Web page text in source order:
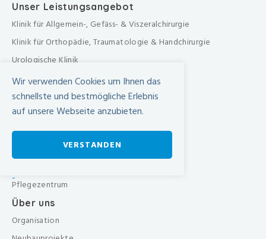
Unser Leistungsangebot
Klinik für Allgemein-, Gefäss- & Viszeralchirurgie
Klinik für Orthopädie, Traumatologie & Handchirurgie
Urologische Klinik
Medizinische Klinik
Frauenklinik
Übergreifende medizinische Bereiche
Übergreifende Bereiche
Beratungen & Dienste
Pflegezentrum
Über uns
Organisation
Wir verwenden Cookies um Ihnen das
schnellste und bestmögliche Erlebnis
auf unsere Webseite anzubieten.
VERSTANDEN
-